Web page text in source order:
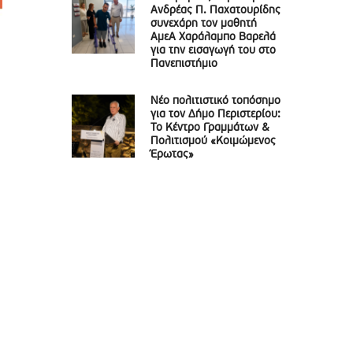
Ανδρέας Π. Παχατουρίδης
συνεχάρη τον μαθητή
ΑμεΑ Χαράλαμπο Βαρελά
για την εισαγωγή του στο
Πανεπιστήμιο
Νέο πολιτιστικό τοπόσημο
για τον Δήμο Περιστερίου:
Το Κέντρο Γραμμάτων &
Πολιτισμού «Κοιμώμενος
Έρωτας»